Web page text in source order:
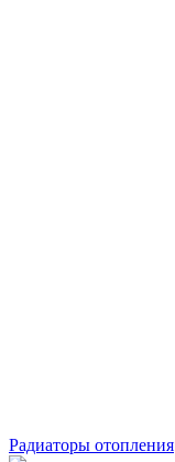
Радиаторы отопления